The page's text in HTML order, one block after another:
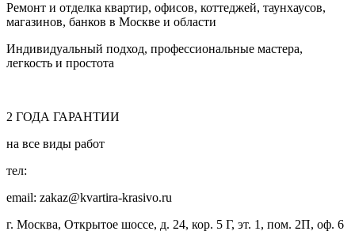
Ремонт и отделка квартир, офисов, коттеджей, таунхаусов,
магазинов, банков в Москве и области
Индивидуальный подход, профессиональные мастера,
легкость и простота
2 ГОДА ГАРАНТИИ
на все виды работ
тел:
email: zakaz@kvartira-krasivo.ru
г. Москва, Открытое шоссе, д. 24, кор. 5 Г, эт. 1, пом. 2П, оф. 6